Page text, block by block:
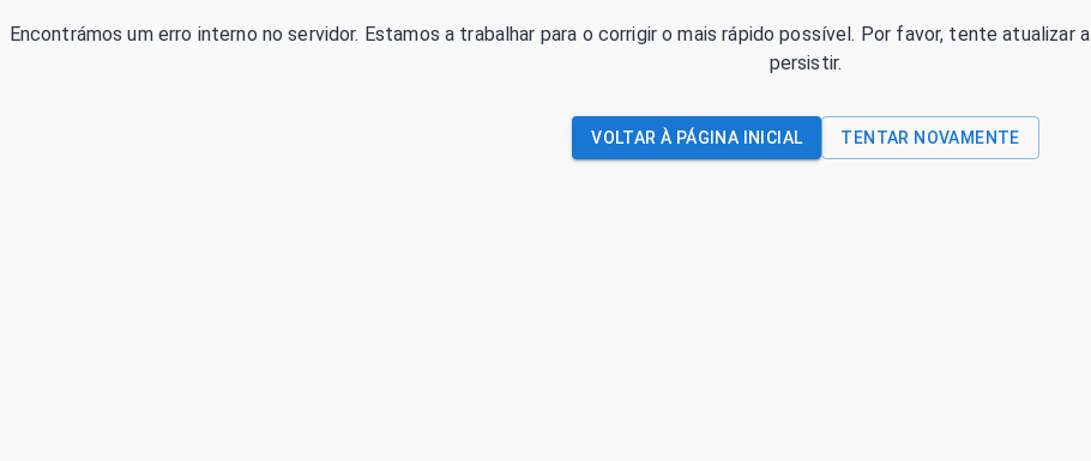
Encontrámos um erro interno no servidor. Estamos a trabalhar para o corrigir o mais rápido possível. Por favor, tente
persistir.
VOLTAR À PÁGINA INICIAL TENTAR NOVAMENTE